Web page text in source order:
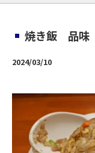
焼き飯 品味
2024/03/10